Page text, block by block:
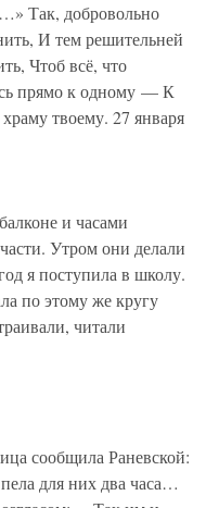
Так, добровольно
И тем решительней
Чтоб всё, что
прямо к одному — К
твоему. 27 января
и часами
Утром они делали
я поступила в школу.
по этому же кругу
читали
сообщила Раневской:
для них два часа…